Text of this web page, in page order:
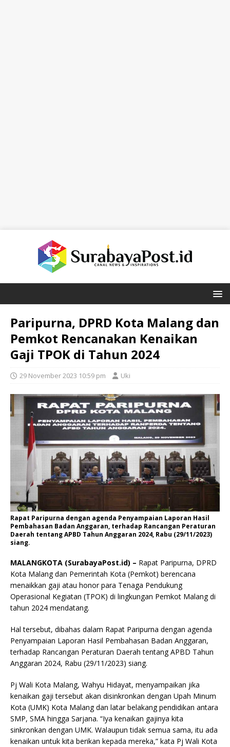
Paripurna, DPRD Kota Malang dan
Pemkot Rencanakan Kenaikan
Gaji TPOK di Tahun 2024
29 November 2023 10:59 pm Uki
Rapat Paripurna dengan agenda Penyampaian Laporan Hasil
Pembahasan Badan Anggaran, terhadap Rancangan Peraturan
Daerah tentang APBD Tahun Anggaran 2024, Rabu (29/11/2023)
siang.
MALANGKOTA (SurabayaPost.id) – Rapat Paripurna, DPRD
Kota Malang dan Pemerintah Kota (Pemkot) berencana
menaikkan gaji atau honor para Tenaga Pendukung
Operasional Kegiatan (TPOK) di lingkungan Pemkot Malang di
tahun 2024 mendatang.
Hal tersebut, dibahas dalam Rapat Paripurna dengan agenda
Penyampaian Laporan Hasil Pembahasan Badan Anggaran,
terhadap Rancangan Peraturan Daerah tentang APBD Tahun
Anggaran 2024, Rabu (29/11/2023) siang.
Pj Wali Kota Malang, Wahyu Hidayat, menyampaikan jika
kenaikan gaji tersebut akan disinkronkan dengan Upah Minum
Kota (UMK) Kota Malang dan latar belakang pendidikan antara
SMP, SMA hingga Sarjana. “Iya kenaikan gajinya kita
sinkronkan dengan UMK. Walaupun tidak semua sama, itu ada
kenaikan untuk kita berikan kepada mereka,” kata Pj Wali Kota